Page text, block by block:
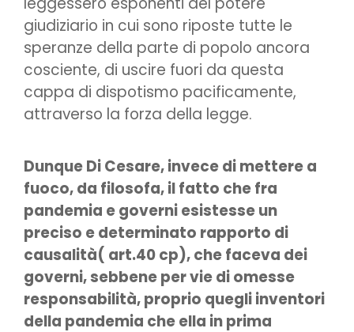
giudiziario in cui sono riposte tutte le
speranze della parte di popolo ancora
cosciente, di uscire fuori da questa
cappa di dispotismo pacificamente,
attraverso la forza della legge.
Dunque Di Cesare, invece di mettere a
fuoco, da filosofa, il fatto che fra
pandemia e governi esistesse un
preciso e determinato rapporto di
causalità( art.40 cp), che faceva dei
governi, sebbene per vie di omesse
responsabilità, proprio quegli inventori
della pandemia che ella in prima